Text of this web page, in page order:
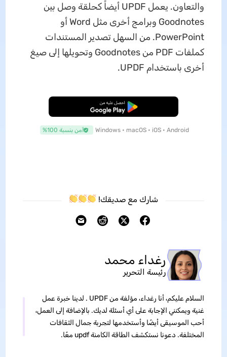
والتعاون. يعمل UPDF أيضاً كحلقة وصل بين
Goodnotes وبرامج أخرى مثل Word أو
PowerPoint. من السهل تصدير المستندات
كملفات PDF من Goodnotes وتحويلها إلى صيغ
أخرى باستخدام UPDF.
تنزيل مجاني
Windows • macOS • iOS • Android آمن بنسبة 100%
شارك مع صديقك!
رغداء محمد
رئيسة التحرير
السلام عليكم، أنا رغداء، مؤلفة من UPDF . لدينا خبرة عمل
غنية ويمكنني الإجابة على أي أسئلة لديك. بالإضافة إلى العمل،
أحب الموسيقى أيضًا وأستخدمها لتجربة جمال الثقافات
المختلفة. دعونا نستكشف الطاقة الكامنة updf معًا.